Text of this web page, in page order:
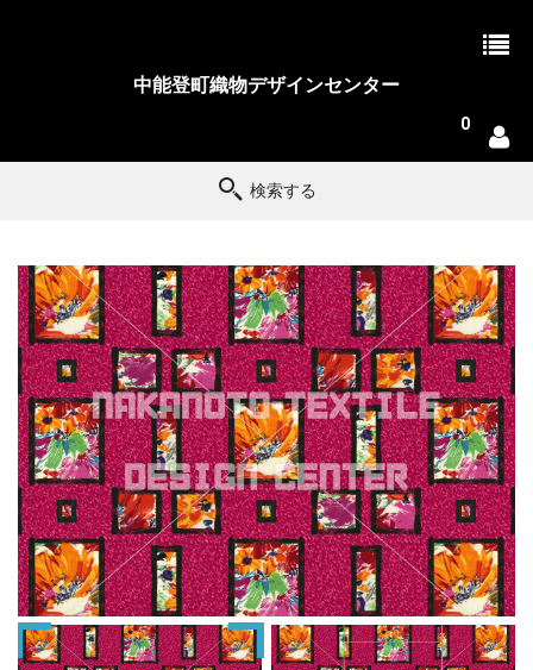
中能登町織物デザインセンター
0
検索する